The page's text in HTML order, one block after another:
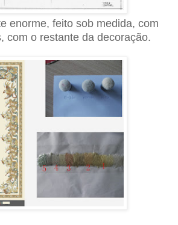
enorme, feito sob medida, com
com o restante da decoração.